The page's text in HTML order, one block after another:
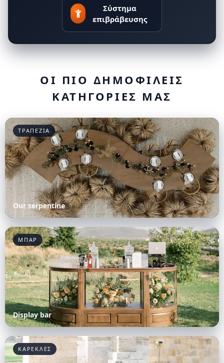
Σύστημα
επιβράβευσης
ΟΙ ΠΙΟ ΔΗΜΟΦΙΛΕΙΣ
ΚΑΤΗΓΟΡΙΕΣ ΜΑΣ
ΤΡΑΠΕΖΙΑ
Our serpentine
ΜΠΑΡ
Display bar
ΚΑΡΕΚΛΕΣ